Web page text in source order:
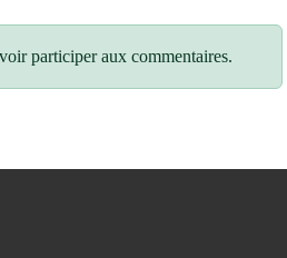
participer aux commentaires.